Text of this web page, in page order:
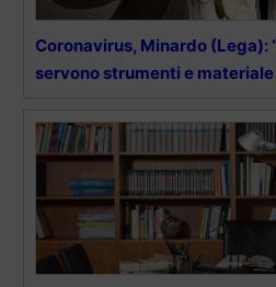
Coronavirus, Minardo (Lega):
servono strumenti e